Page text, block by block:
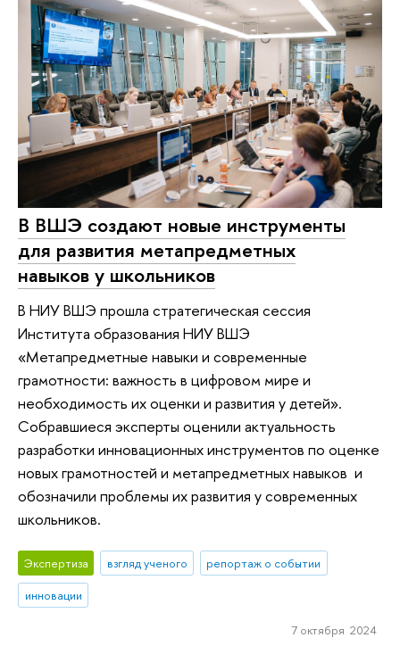
В ВШЭ создают новые инструменты
для развития метапредметных
навыков у школьников
В НИУ ВШЭ прошла стратегическая сессия
Института образования НИУ ВШЭ
«Метапредметные навыки и современные
грамотности: важность в цифровом мире и
необходимость их оценки и развития у детей».
Собравшиеся эксперты оценили актуальность
разработки инновационных инструментов по оценке
новых грамотностей и метапредметных навыков и
обозначили проблемы их развития у современных
школьников.
Экспертиза взгляд ученого
репортаж о событии
инновации
7 октября 2024